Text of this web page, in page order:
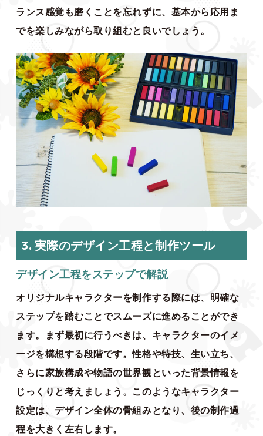
ランス感覚も磨くことを忘れずに、基本から応用ま
でを楽しみながら取り組むと良いでしょう。
3. 実際のデザイン工程と制作ツール
デザイン工程をステップで解説
オリジナルキャラクターを制作する際には、明確な
ステップを踏むことでスムーズに進めることができ
ます。まず最初に行うべきは、キャラクターのイメ
ージを構想する段階です。性格や特技、生い立ち、
さらに家族構成や物語の世界観といった背景情報を
じっくりと考えましょう。このようなキャラクター
設定は、デザイン全体の骨組みとなり、後の制作過
程を大きく左右します。